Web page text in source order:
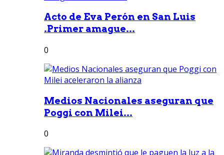
Acto de Eva Perón en San Luis
.Primer amague...
0
Medios Nacionales aseguran que
Poggi con Milei...
0